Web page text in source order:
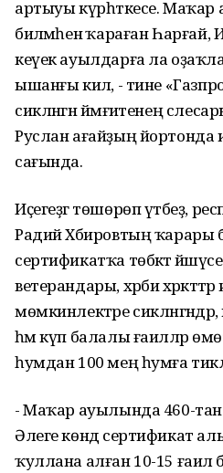
артыуы күрһәткесе.
биләмәһенә ҡараған Һарғай,
кеүек ауылдарға ла
ышанғы килә, - тине
сикләнгән йәмғиәтенең
Руслан ағайҙың йортонда
сағында.
Иҫегеҙгә төшөрөп үтәбеҙ,
Радий Хәбировтың ҡарары
сертификатҡа төбәктә
ветерандары, хәрби
мөмкинлектәре сикләнгәндәр,
һәм күп балалы ғаиләләр
һумдан 100 мең һумға
- Маҡар ауылында 460-тан
Әлеге көндә сертификат
ҡуллана алған 10-15